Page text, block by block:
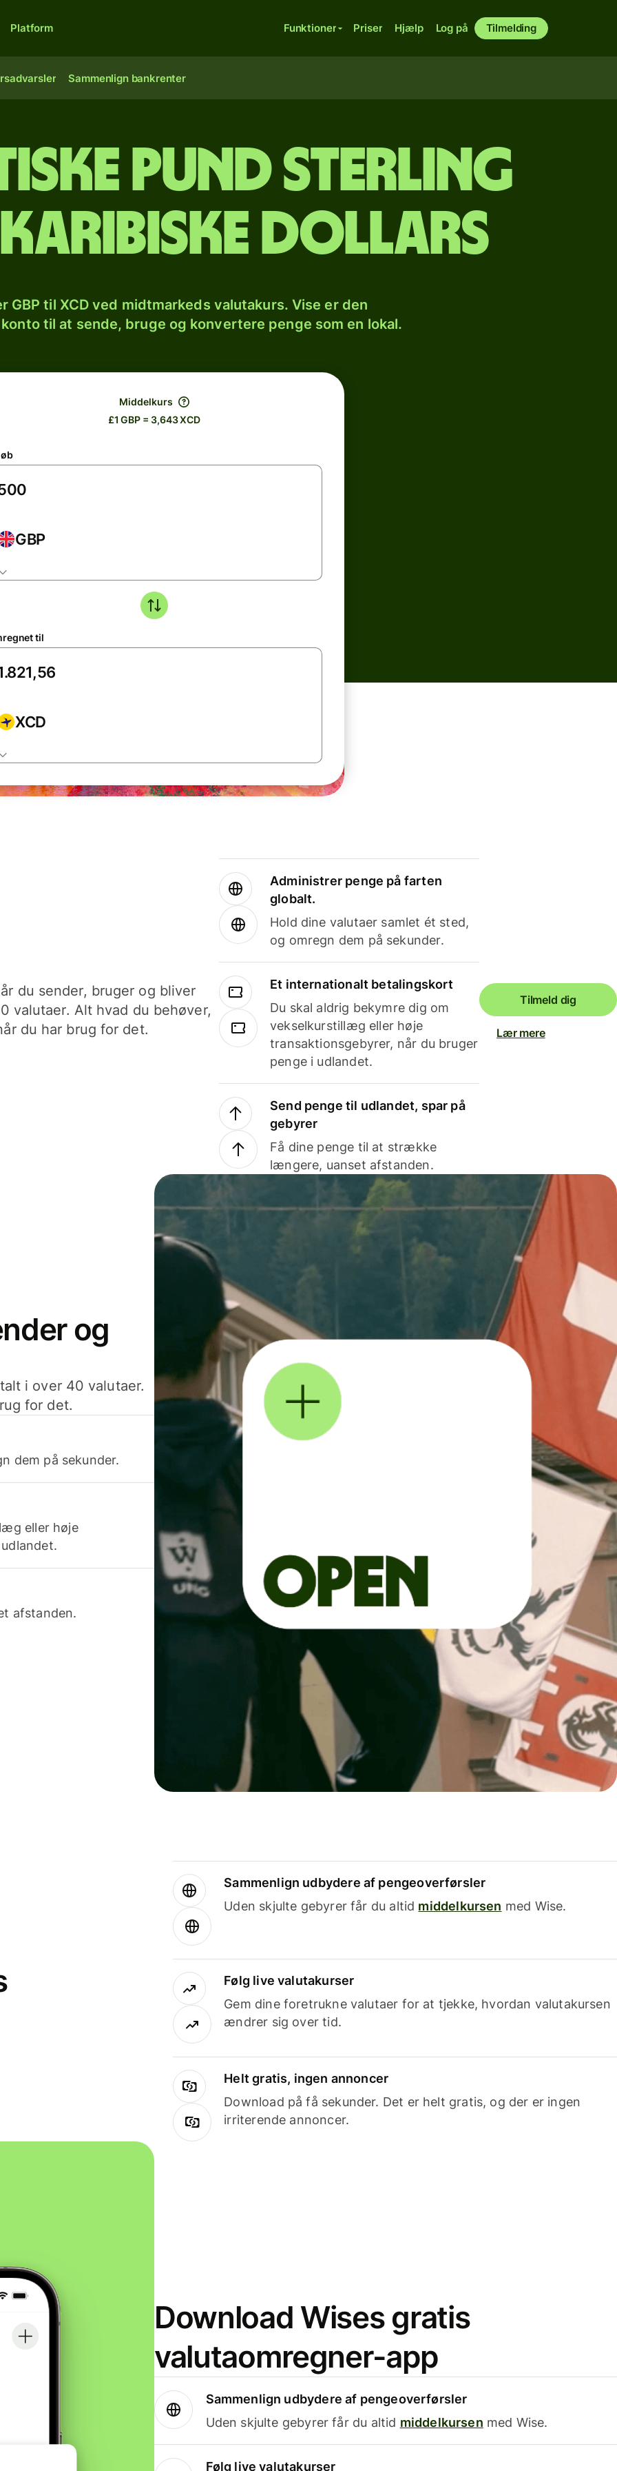
Platform Funktioner Priser Hjælp Log på Tilmelding
Sammenlign bankrenter
pund sterling
dollars
GBP til XCD ved midtmarkeds valutakurs. Vise er den
til at sende, bruge og konvertere penge som en lokal.
Middelkurs
£1 GBP = 3,643 XCD
GBP
til
XCD
du sender, bruger og bliver
valutaer. Alt hvad du behøver,
du har brug for det.
Administrer penge på farten
globalt.
Hold dine valutaer samlet ét sted,
og omregn dem på sekunder.
Et internationalt betalingskort
Du skal aldrig bekymre dig om
vekselkurstillæg eller høje
transaktionsgebyrer, når du bruger
penge i udlandet.
Send penge til udlandet, spar på
gebyrer
Få dine penge til at strække
længere, uanset afstanden.
Tilmeld dig
Lær mere
og
i over 40 valutaer.
for det.
dem på sekunder.
eller høje
afstanden.
Sammenlign udbydere af pengeoverførsler
Uden skjulte gebyrer får du altid middelkursen med Wise.
Følg live valutakurser
Gem dine foretrukne valutaer for at tjekke, hvordan valutakursen
ændrer sig over tid.
Helt gratis, ingen annoncer
Download på få sekunder. Det er helt gratis, og der er ingen
irriterende annoncer.
Download Wises gratis
valutaomregner-app
Sammenlign udbydere af pengeoverførsler
Uden skjulte gebyrer får du altid middelkursen med Wise.
Følg live valutakurser